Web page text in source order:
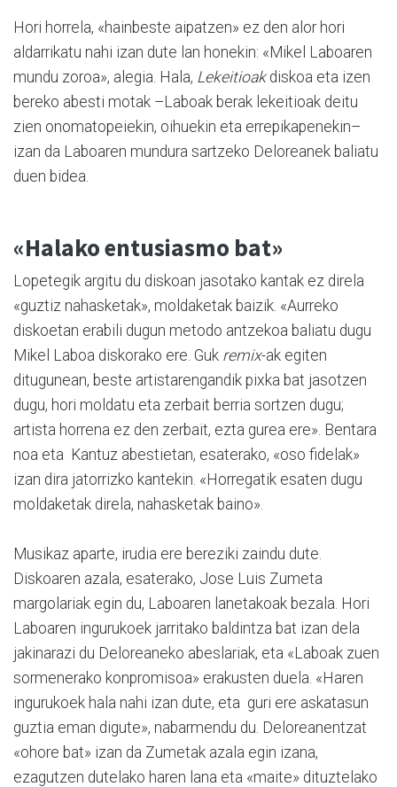
Hori horrela, «hainbeste aipatzen» ez den alor hori
aldarrikatu nahi izan dute lan honekin: «Mikel Laboaren
mundu zoroa», alegia. Hala, Lekeitioakdiskoa eta izen
bereko abesti motak –Laboak berak lekeitioak deitu
zien onomatopeiekin, oihuekin eta errepikapenekin–
izan da Laboaren mundura sartzeko Deloreanek baliatu
duen bidea.
«Halako entusiasmo bat»
Lopetegik argitu du diskoan jasotako kantak ez direla
«guztiz nahasketak», moldaketak baizik. «Aurreko
diskoetan erabili dugun metodo antzekoa baliatu dugu
Mikel Laboa diskorako ere. Guk remix-ak egiten
ditugunean, beste artistarengandik pixka bat jasotzen
dugu, hori moldatu eta zerbait berria sortzen dugu;
artista horrena ez den zerbait, ezta gurea ere». Bentara
noa eta Kantuz abestietan, esaterako, «oso fidelak»
izan dira jatorrizko kantekin. «Horregatik esaten dugu
moldaketak direla, nahasketak baino».
Musikaz aparte, irudia ere bereziki zaindu dute.
Diskoaren azala, esaterako, Jose Luis Zumeta
margolariak egin du, Laboaren lanetakoak bezala. Hori
Laboaren ingurukoek jarritako baldintza bat izan dela
jakinarazi du Deloreaneko abeslariak, eta «Laboak zuen
sormenerako konpromisoa» erakusten duela. «Haren
ingurukoek hala nahi izan dute, eta guri ere askatasun
guztia eman digute», nabarmendu du. Deloreanentzat
«ohore bat» izan da Zumetak azala egin izana,
ezagutzen dutelako haren lana eta «maite» dituztelako